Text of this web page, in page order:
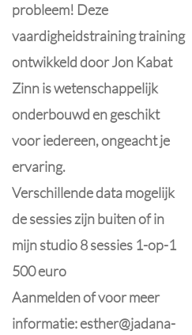
probleem! Deze
vaardigheidstraining training
ontwikkeld door Jon Kabat
Zinn is wetenschappelijk
onderbouwd en geschikt
voor iedereen, ongeacht je
ervaring.
Verschillende data mogelijk
de sessies zijn buiten of in
mijn studio 8 sessies 1-op-1
500 euro
Aanmelden of voor meer
informatie:esther@jadana-